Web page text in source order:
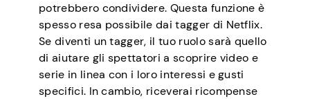
potrebbero condividere. Questa funzione è
spesso resa possibile dai tagger di Netflix.
Se diventi un tagger, il tuo ruolo sarà quello
di aiutare gli spettatori a scoprire video e
serie in linea con i loro interessi e gusti
specifici. In cambio, riceverai ricompense